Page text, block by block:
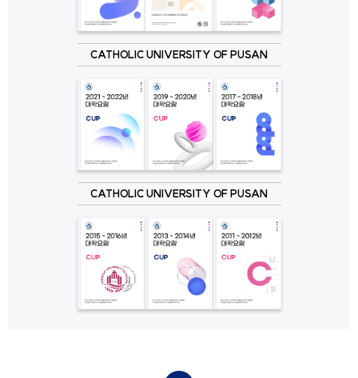
CATHOLIC UNIVERSITY OF PUSAN
CATHOLIC UNIVERSITY OF PUSAN